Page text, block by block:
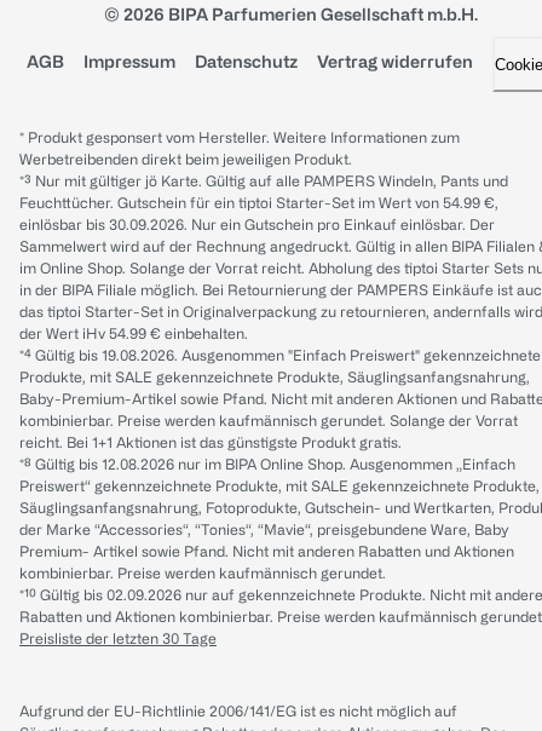
© 2026 BIPA Parfumerien Gesellschaft m.b.H.
AGB Impressum Datenschutz Vertrag widerrufen
* Produkt gesponsert vom Hersteller. Weitere Informationen zum
Werbetreibenden direkt beim jeweiligen Produkt.
*³ Nur mit gültiger jö Karte. Gültig auf alle PAMPERS Windeln, Pants und
Feuchttücher. Gutschein für ein tiptoi Starter-Set im Wert von 54.99 €,
einlösbar bis 30.09.2026. Nur ein Gutschein pro Einkauf einlösbar. Der
Sammelwert wird auf der Rechnung angedruckt. Gültig in allen BIPA Filialen
im Online Shop. Solange der Vorrat reicht. Abholung des tiptoi Starter Sets
in der BIPA Filiale möglich. Bei Retournierung der PAMPERS Einkäufe ist
das tiptoi Starter-Set in Originalverpackung zu retournieren, andernfalls wird
der Wert iHv 54.99 € einbehalten.
*⁴ Gültig bis 19.08.2026. Ausgenommen "Einfach Preiswert" gekennzeichnete
Produkte, mit SALE gekennzeichnete Produkte, Säuglingsanfangsnahrung,
Baby-Premium-Artikel sowie Pfand. Nicht mit anderen Aktionen und
kombinierbar. Preise werden kaufmännisch gerundet. Solange der Vorrat
reicht. Bei 1+1 Aktionen ist das günstigste Produkt gratis.
*⁸ Gültig bis 12.08.2026 nur im BIPA Online Shop. Ausgenommen „Einfach
Preiswert“ gekennzeichnete Produkte, mit SALE gekennzeichnete Produkte,
Säuglingsanfangsnahrung, Fotoprodukte, Gutschein- und Wertkarten,
der Marke “Accessories“, “Tonies“, “Mavie“, preisgebundene Ware, Baby
Premium- Artikel sowie Pfand. Nicht mit anderen Rabatten und Aktionen
kombinierbar. Preise werden kaufmännisch gerundet.
*¹⁰ Gültig bis 02.09.2026 nur auf gekennzeichnete Produkte. Nicht mit
Rabatten und Aktionen kombinierbar. Preise werden kaufmännisch
Preisliste der letzten 30 Tage
Aufgrund der EU-Richtlinie 2006/141/EG ist es nicht möglich auf